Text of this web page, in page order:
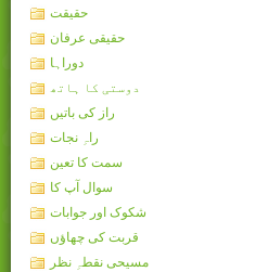
حقیقت
حقیقی عرفان
دوراہا
دوستی کا ہاتھ
راز کی باتیں
راہِ نجات
سمت کا تعین
سوال آپ کا
شکوک اور جوابات
قربت کی چھاؤں
مسیحی نقطہِ نظر